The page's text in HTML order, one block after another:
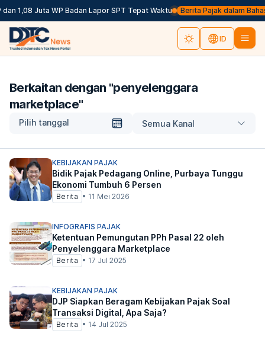
1,08 Juta WP Badan Lapor SPT Tepat Waktu Berita Pajak dalam
ID
Berkaitan dengan "penyelenggara
marketplace"
Pilih tanggal Semua Kanal
KEBIJAKAN PAJAK
Bidik Pajak Pedagang Online, Purbaya Tunggu
Ekonomi Tumbuh 6 Persen
Berita • 11 Mei 2026
INFOGRAFIS PAJAK
Ketentuan Pemungutan PPh Pasal 22 oleh
Penyelenggara Marketplace
Berita • 17 Jul 2025
KEBIJAKAN PAJAK
DJP Siapkan Beragam Kebijakan Pajak Soal
Transaksi Digital, Apa Saja?
Berita • 14 Jul 2025